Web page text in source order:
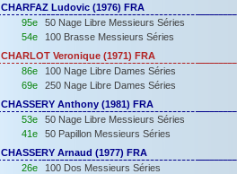
CHARFAZ Ludovic (1976) FRA
95e
50 Nage Libre Messieurs Séries
54e
100 Brasse Messieurs Séries
CHARLOT Veronique (1971) FRA
86e
100 Nage Libre Dames Séries
69e
250 Nage Libre Dames Séries
CHASSERY Anthony (1981) FRA
53e
50 Nage Libre Messieurs Séries
41e
50 Papillon Messieurs Séries
CHASSERY Arnaud (1977) FRA
26e
100 Dos Messieurs Séries